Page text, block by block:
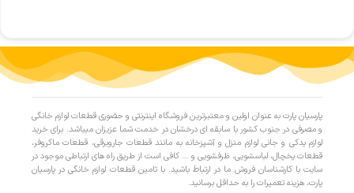
پارسیان پارت به عنوان اولین و معتبرترین فروشگاه اینترنتی و حضوری قطعات لوازم خانگی
و مصرفی در جنوب کشور با سابقه ای درخشان در خدمت شما عزیزان میباشد. برای خرید
لوازم یدکی و جانی لوازم منزل و آشپزخانه به مانند قطعات جاروبرقی، قطعات ماکروفر،
قطعات یخچال، لباسشویی، ظرفشویی و … کافی است از طریق راه های ارتباطی موجود در
سایت با کارشناسان فروش ما در ارتباط باشید. با تامین قطعات لوازم خانگی در پارسیان
پارت، هزینه تعمیرات را به حداقل برسانید.